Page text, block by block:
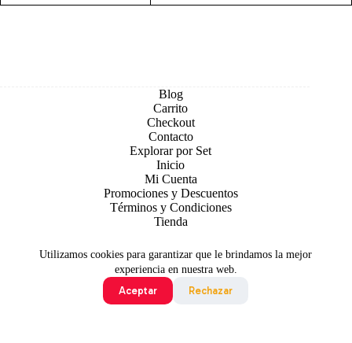
Utilizamos cookies para garantizar que le brindamos la mejor
experiencia en nuestra web.
Aceptar
Rechazar
Blog
Carrito
Checkout
Contacto
Explorar por Set
Inicio
Mi Cuenta
Promociones y Descuentos
Términos y Condiciones
Tienda
Todo contenido original es sujeto de Copyright © 2026 TCG